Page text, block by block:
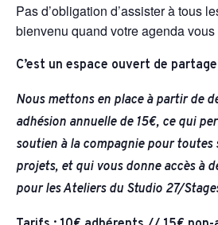
Pas d’obligation d’assister à tous
bienvenu quand votre agenda vous
C’est un espace ouvert de
Nous mettons en place à partir de
adhésion annuelle de 15€, ce qui
soutien à la compagnie pour toutes
projets, et qui vous donne accès à
pour les Ateliers du Studio 27/